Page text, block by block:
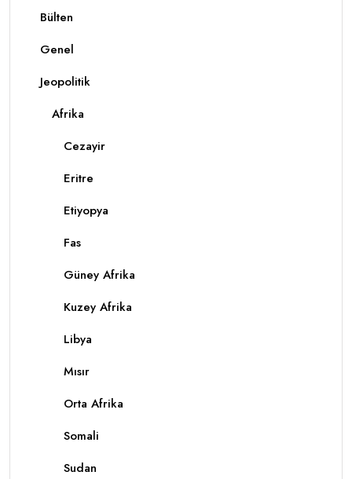
Bülten
Genel
Jeopolitik
Afrika
Cezayir
Eritre
Etiyopya
Fas
Güney Afrika
Kuzey Afrika
Libya
Mısır
Orta Afrika
Somali
Sudan